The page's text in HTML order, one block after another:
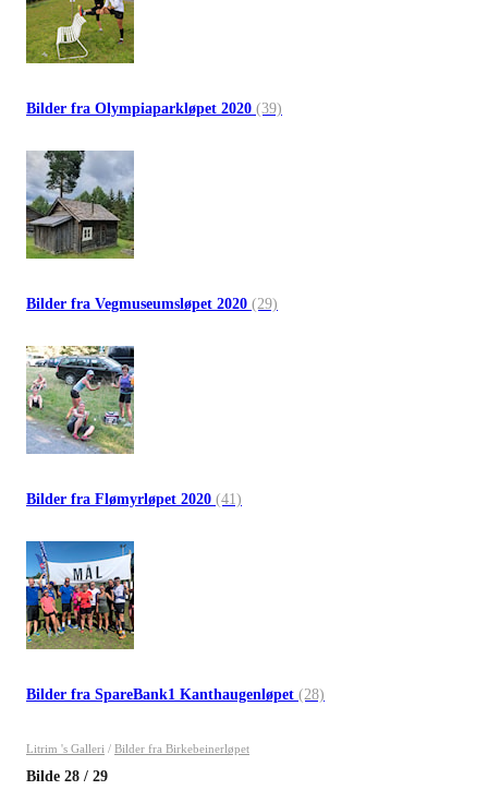
Bilder fra Olympiaparkløpet 2020 (39)
Bilder fra Vegmuseumsløpet 2020 (29)
Bilder fra Flømyrløpet 2020 (41)
Bilder fra SpareBank1 Kanthaugenløpet (28)
Litrim 's Galleri / Bilder fra Birkebeinerløpet
Bilde 28 / 29